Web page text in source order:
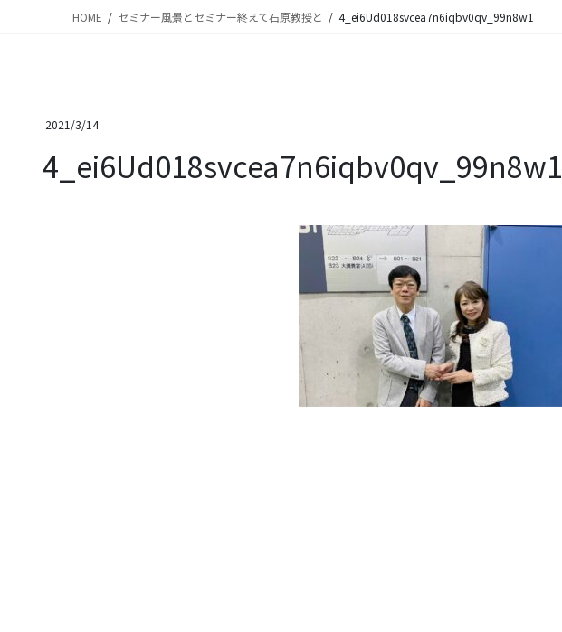
HOME セミナー風景とセミナー終えて石原教授と 4_ei6Ud018svcea7n6iqbv0qv_99n8w1
2021/3/14
4_ei6Ud018svcea7n6iqbv0qv_99n8w1